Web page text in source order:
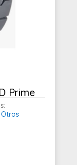
Prime
Otros